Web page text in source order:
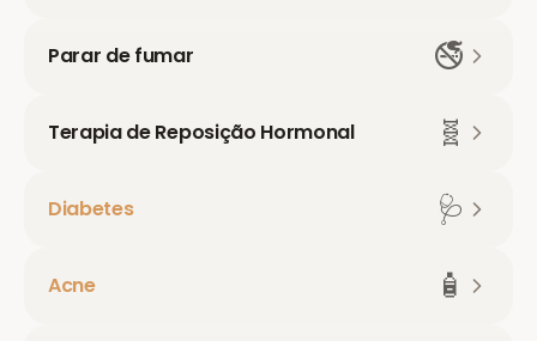
Parar de fumar 🚭
Terapia de Reposição Hormonal 🧬
Diabetes 🩺
Acne 🧴